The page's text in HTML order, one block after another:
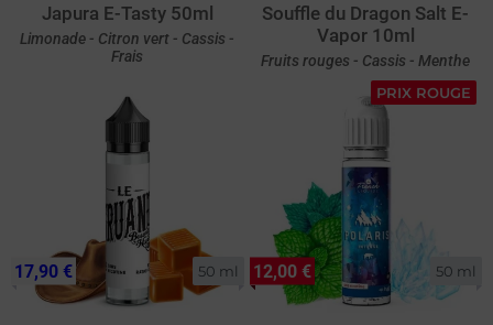
Japura E-Tasty 50ml
Limonade - Citron vert - Cassis -
Frais
Souffle du Dragon Salt E-
Vapor 10ml
Fruits rouges - Cassis - Menthe
50 ml
17,90 €
PRIX ROUGE
50 ml
12,00 €